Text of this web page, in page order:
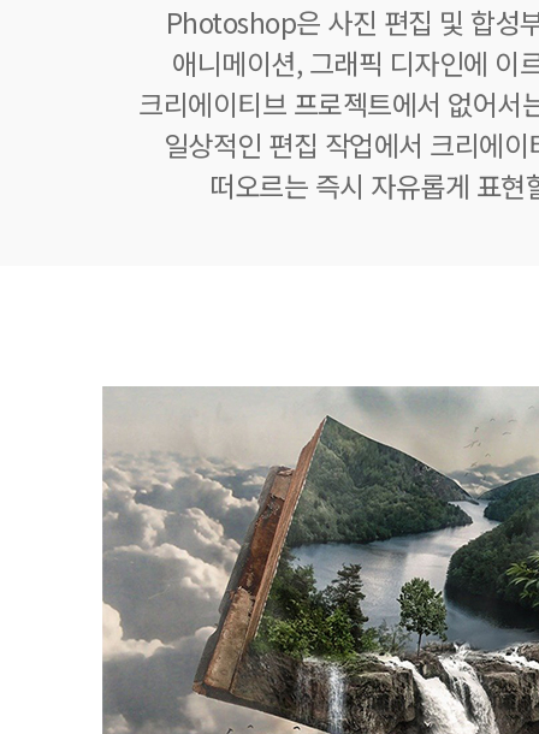
Photoshop은 사진 편집 및 합성
애니메이션, 그래픽 디자인에 이
크리에이티브 프로젝트에서 없어서
일상적인 편집 작업에서 크리에
떠오르는 즉시 자유롭게 표현